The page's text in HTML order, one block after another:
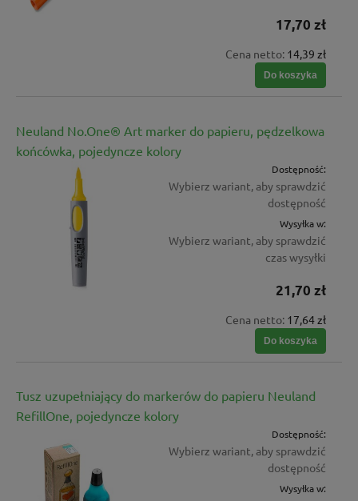
17,70 zł
Cena netto: 14,39 zł
Do koszyka
Neuland No.One® Art marker do papieru, pędzelkowa
końcówka, pojedyncze kolory
Dostępność:
Wybierz wariant, aby sprawdzić
dostępność
Wysyłka w:
Wybierz wariant, aby sprawdzić
czas wysyłki
21,70 zł
Cena netto: 17,64 zł
Do koszyka
Tusz uzupełniający do markerów do papieru Neuland
RefillOne, pojedyncze kolory
Dostępność:
Wybierz wariant, aby sprawdzić
dostępność
Wysyłka w: